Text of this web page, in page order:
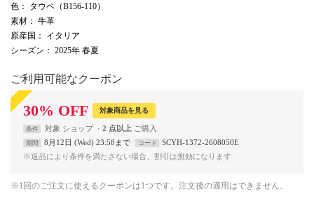
色 ： タウペ（B156-110）
素材 ： 牛革
原産国 ： イタリア
シーズン ： 2025年 春夏
ご利用可能なクーポン
30% OFF 対象商品を見る
条件 対象 ショップ 2 点以上
期間 8月12日 (Wed) 23:58まで コード
SCYH-1372-2608050E
※返品により条件を満たさない場合、割引は無効になります
※1回のご注文に使えるクーポンは1つです。注文後の適用はできません。